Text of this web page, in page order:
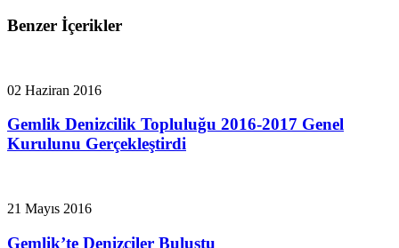
Benzer İçerikler
02 Haziran 2016
Gemlik Denizcilik Topluluğu 2016-2017 Genel
Kurulunu Gerçekleştirdi
21 Mayıs 2016
Gemlik’te Denizciler Buluştu